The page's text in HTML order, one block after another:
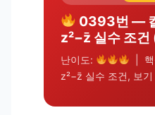
0393번 —
z²−z̄ 실수 조건
난이도:
| 핵
z²−z̄ 실수 조건, 보기